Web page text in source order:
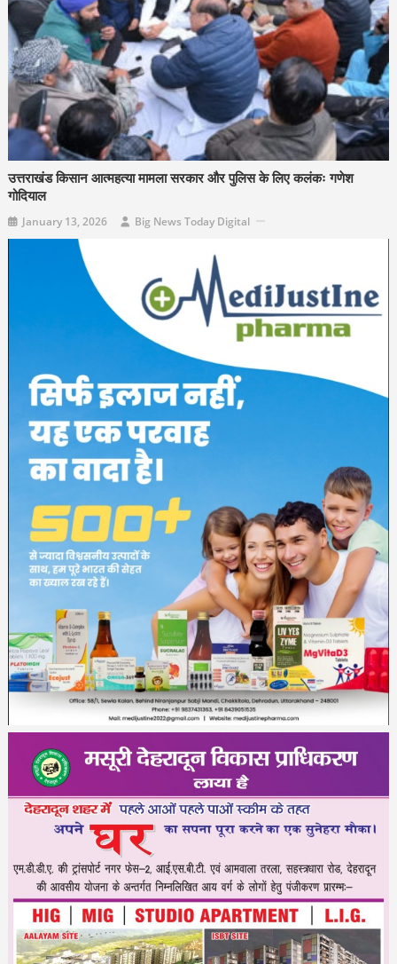
उत्तराखंड किसान आत्महत्या मामला सरकार और पुलिस के लिए कलंकः गणेश
गोदियाल
January 13, 2026 Big News Today Digital